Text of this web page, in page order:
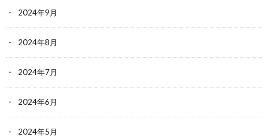
2024年9月
2024年8月
2024年7月
2024年6月
2024年5月